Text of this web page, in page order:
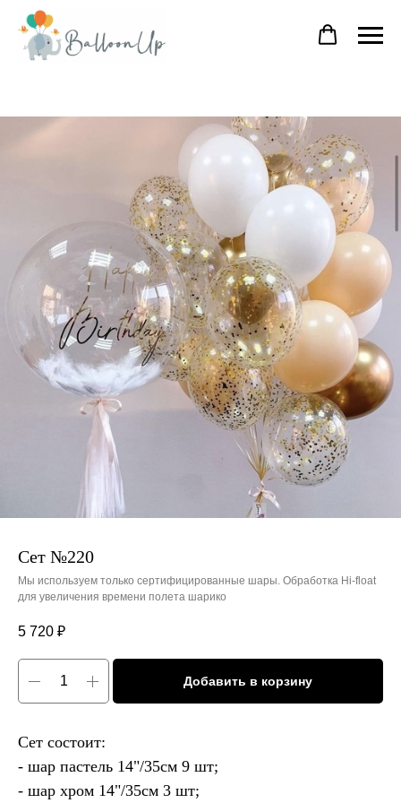
Сет №220
Мы используем только сертифицированные шары. Обработка Hi-float
для увеличения времени полета шарико
5 720 ₽
Добавить в корзину
Сет состоит:
- шар пастель 14"/35см 9 шт;
- шар хром 14"/35см 3 шт;